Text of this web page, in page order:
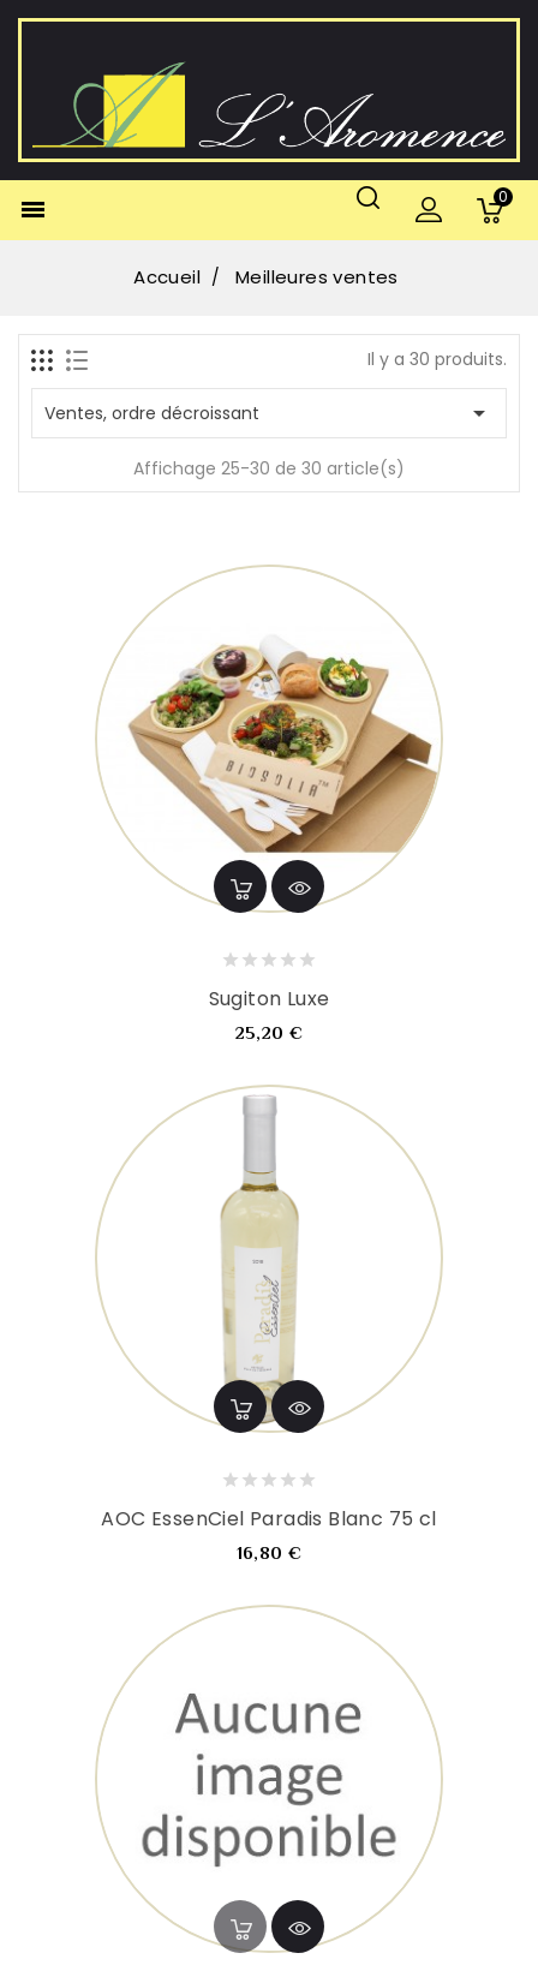
 0
Accueil Meilleures ventes
Il y a 30 produits.
Ventes, ordre décroissant 
Affichage 25-30 de 30 article(s)
Sugiton Luxe
25,20 €Prix
AOC EssenCiel Paradis Blanc 75 cl
16,80 €Prix